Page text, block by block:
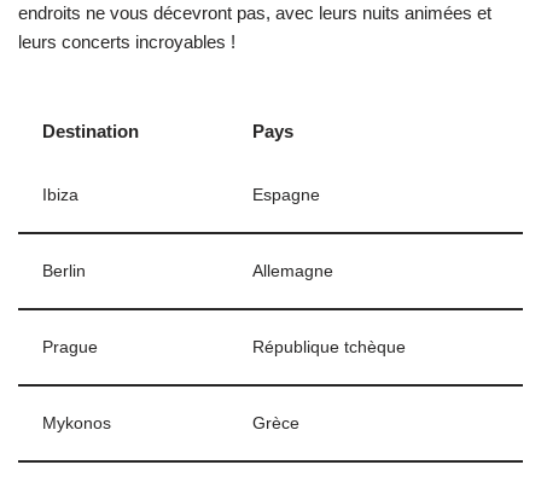
endroits ne vous décevront pas, avec leurs nuits animées et
leurs concerts incroyables !
Destination Pays
Ibiza Espagne
Berlin Allemagne
Prague République tchèque
Mykonos Grèce